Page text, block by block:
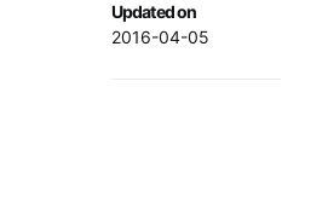
Updated on
2016-04-05